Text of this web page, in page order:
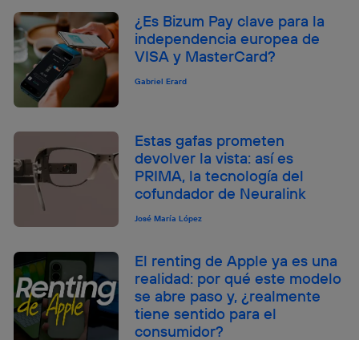
¿Es Bizum Pay clave para la
independencia europea de
VISA y MasterCard?
Gabriel Erard
Estas gafas prometen
devolver la vista: así es
PRIMA, la tecnología del
cofundador de Neuralink
José María López
El renting de Apple ya es una
realidad: por qué este modelo
se abre paso y, ¿realmente
tiene sentido para el
consumidor?